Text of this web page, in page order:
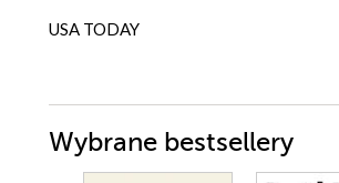
USA TODAY
Wybrane bestsellery